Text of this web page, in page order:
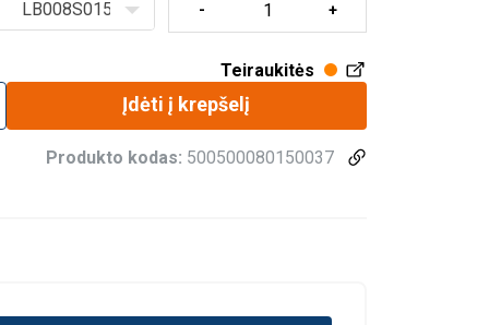
LB008S015
Teiraukitės
Įdėti į krepšelį
Produkto kodas: 500500080150037
sunkiausiomis sąlygomis.
nuo perkrovos.